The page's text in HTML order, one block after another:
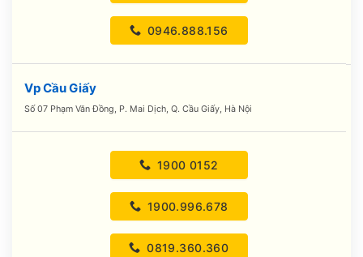
0946.888.156
Vp Cầu Giấy
Số 07 Phạm Văn Đồng, P. Mai Dịch, Q. Cầu Giấy, Hà Nội
1900 0152
1900.996.678
0819.360.360